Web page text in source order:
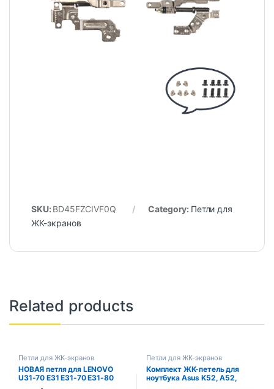
SKU: BD45FZCIVF0Q Category: Петли для
ЖК-экранов
Related products
Петли для ЖК-экранов
НОВАЯ петля для LENOVO
U31-70 E31 E31-70 E31-80
Петли для ЖК-экранов
Комплект ЖК-петель для
ноутбука Asus K52, A52,